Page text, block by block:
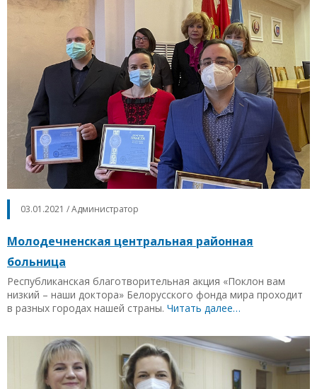
03.01.2021 / Администратор
Молодечненская центральная районная
больница
Республиканская благотворительная акция «Поклон вам
низкий – наши доктора» Белорусского фонда мира проходит
в разных городах нашей страны. Читать далее…